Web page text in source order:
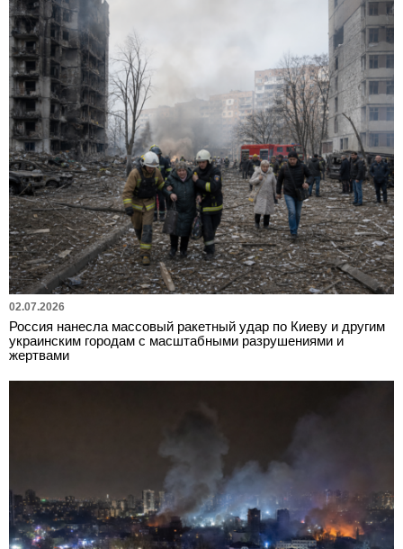
02.07.2026
Россия нанесла массовый ракетный удар по Киеву и другим
украинским городам с масштабными разрушениями и
жертвами